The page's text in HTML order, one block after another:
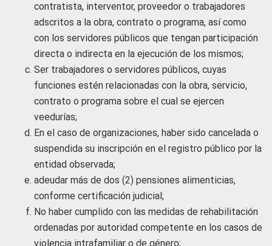
contratista, interventor, proveedor o trabajadores
adscritos a la obra, contrato o programa, así como
con los servidores públicos que tengan participación
directa o indirecta en la ejecución de los mismos;
Ser trabajadores o servidores públicos, cuyas
funciones estén relacionadas con la obra, servicio,
contrato o programa sobre el cual se ejercen
veedurías;
En el caso de organizaciones, haber sido cancelada o
suspendida su inscripción en el registro público por la
entidad observada;
adeudar más de dos (2) pensiones alimenticias,
conforme certificación judicial;
No haber cumplido con las medidas de rehabilitación
ordenadas por autoridad competente en los casos de
violencia intrafamiliar o de género;